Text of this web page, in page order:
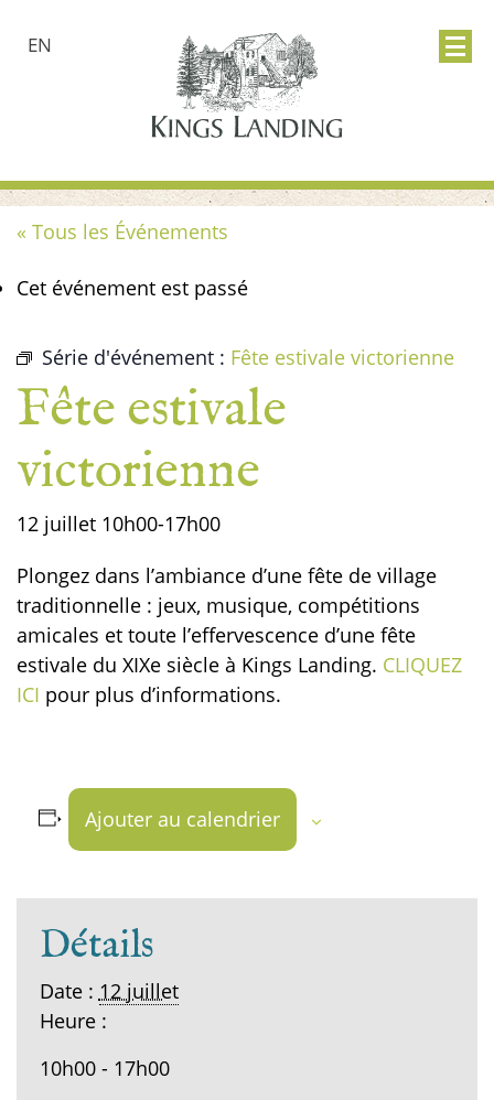
EN
« Tous les Événements
Cet événement est passé
Série d'événement : Fête estivale victorienne
Fête estivale
victorienne
12 juillet 10h00-17h00
Plongez dans l’ambiance d’une fête de village
traditionnelle : jeux, musique, compétitions
amicales et toute l’effervescence d’une fête
estivale du XIXe siècle à Kings Landing. CLIQUEZ
ICI pour plus d’informations.
Ajouter au calendrier
Détails
Date : 12 juillet
Heure :
10h00 - 17h00